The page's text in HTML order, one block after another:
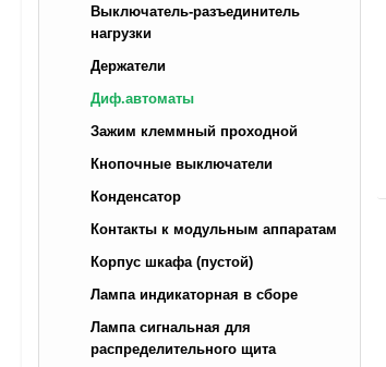
Выключатель-разъединитель
нагрузки
Держатели
Диф.автоматы
Зажим клеммный проходной
Кнопочные выключатели
Конденсатор
Контакты к модульным аппаратам
Корпус шкафа (пустой)
Лампа индикаторная в сборе
Лампа сигнальная для
распределительного щита